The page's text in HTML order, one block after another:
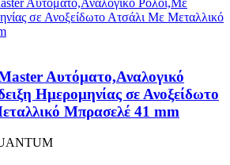
Aυτόματο,Αναλογικό
Ημερομηνίας σε Ανοξείδωτο
Μπρασελέ 41 mm